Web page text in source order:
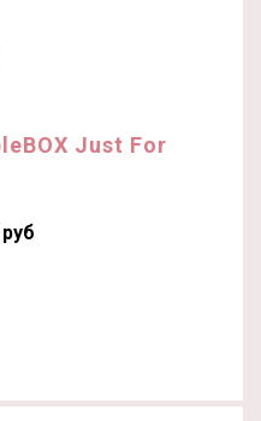
Just For